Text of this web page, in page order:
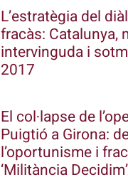
L’estratègia del
fracàs: Catalunya,
intervinguda i
2017
El col·lapse de
Puigtió a Girona:
l’oportunisme i
‘Militància Decidim’